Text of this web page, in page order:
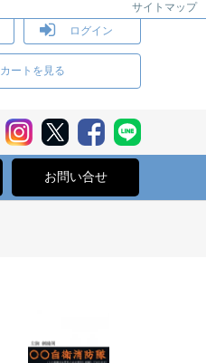
サイトマップ
ログイン
カートを見る
お問い合せ